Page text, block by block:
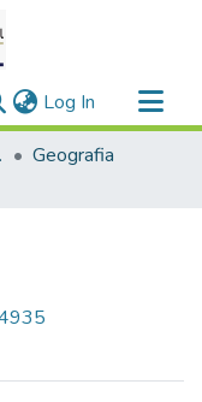
Log In (current)
Geografia